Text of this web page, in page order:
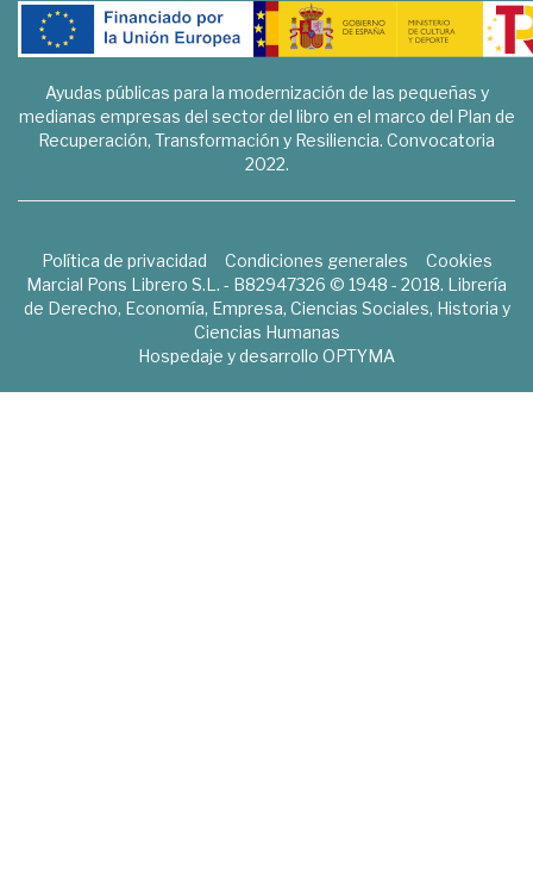
Ayudas públicas para la modernización de las pequeñas y
medianas empresas del sector del libro en el marco del Plan de
Recuperación, Transformación y Resiliencia. Convocatoria
2022.
Política de privacidad Condiciones generales
Cookies
Marcial Pons Librero S.L. - B82947326 © 1948 - 2018. Librería
de Derecho, Economía, Empresa, Ciencias Sociales, Historia y
Ciencias Humanas
Hospedaje y desarrollo OPTYMA